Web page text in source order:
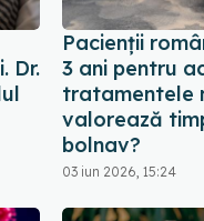
Dr.
Pacienții
3 ani pentru
tratamentele
valorează
bolnav?
03 iun 2026, 15:24